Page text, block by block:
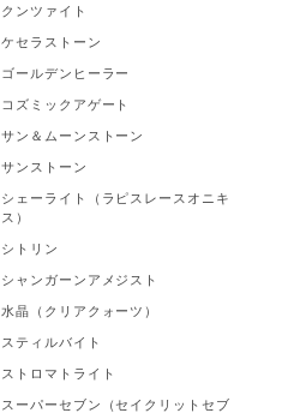
クンツァイト
ケセラストーン
ゴールデンヒーラー
コズミックアゲート
サン＆ムーンストーン
サンストーン
シェーライト（ラピスレースオニキ
ス）
シトリン
シャンガーンアメジスト
水晶（クリアクォーツ）
スティルバイト
ストロマトライト
スーパーセブン（セイクリットセブ